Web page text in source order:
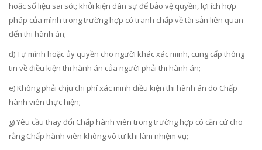
hoặc số liệu sai sót; khởi kiện dân sự để bảo vệ quyền, lợi ích hợp
pháp của mình trong trường hợp có tranh chấp về tài sản liên quan
đến thi hành án;
đ) Tự mình hoặc ủy quyền cho người khác xác minh, cung cấp thông
tin về điều kiện thi hành án của người phải thi hành án;
e) Không phải chịu chi phí xác minh điều kiện thi hành án do Chấp
hành viên thực hiện;
g)Yêu cầu thay đổi Chấp hành viên trong trường hợp có căn cứ cho
rằng Chấp hành viên không vô tư khi làm nhiệm vụ;